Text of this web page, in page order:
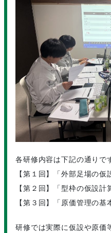
各研修内容は下記の通りで
【第１回】「外部足場の仮
【第２回】「型枠の仮設計
【第３回】「原価管理の基
研修では実際に仮設や原価